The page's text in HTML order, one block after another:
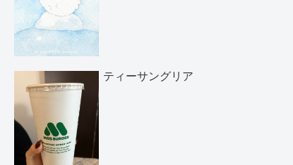
ティーサングリア